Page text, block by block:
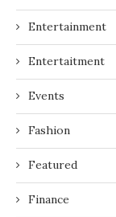
Entertainment
Entertaitment
Events
Fashion
Featured
Finance